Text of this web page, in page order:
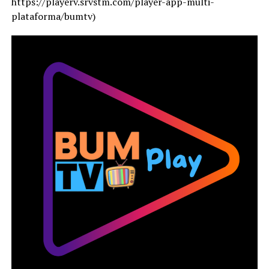
plataforma/bumtv)